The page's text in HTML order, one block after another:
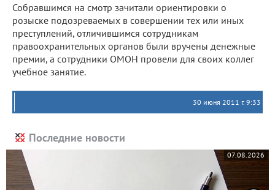
Собравшимся на смотр зачитали ориентировки о
розыске подозреваемых в совершении тех или иных
преступлений, отличившимся сотрудникам
правоохранительных органов были вручены денежные
премии, а сотрудники ОМОН провели для своих коллег
учебное занятие.
30 июня 2011 г. 9:33
Последние новости
07.08.2026